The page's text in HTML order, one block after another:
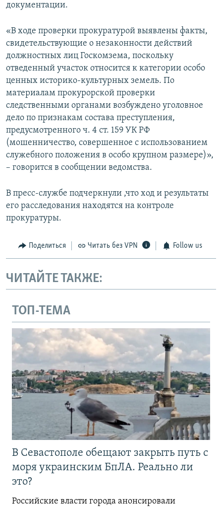
документации.
«В ходе проверки прокуратурой выявлены факты,
свидетельствующие о незаконности действий
должностных лиц Госкомзема, поскольку
отведенный участок относится к категории особо
ценных историко-культурных земель. По
материалам прокурорской проверки
следственными органами возбуждено уголовное
дело по признакам состава преступления,
предусмотренного ч. 4 ст. 159 УК РФ
(мошенничество, совершенное с использованием
служебного положения в особо крупном размере)»,
– говорится в сообщении ведомства.
В пресс-службе подчеркнули ,что ход и результаты
его расследования находятся на контроле
прокуратуры.
Поделиться Читать без VPN Follow us
ЧИТАЙТЕ ТАКЖЕ:
ТОП-ТЕМА
В Севастополе обещают закрыть путь с
моря украинским БпЛА. Реально ли
это?
Российские власти города анонсировали